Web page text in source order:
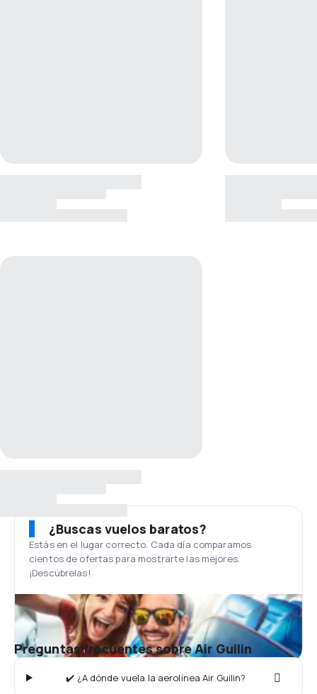
¿Buscas vuelos baratos?
Estás en el lugar correcto. Cada día comparamos
cientos de ofertas para mostrarte las mejores.
¡Descúbrelas!
Preguntas frecuentes sobre Air Guilin
✔️ ¿A dónde vuela la aerolínea Air Guilin?